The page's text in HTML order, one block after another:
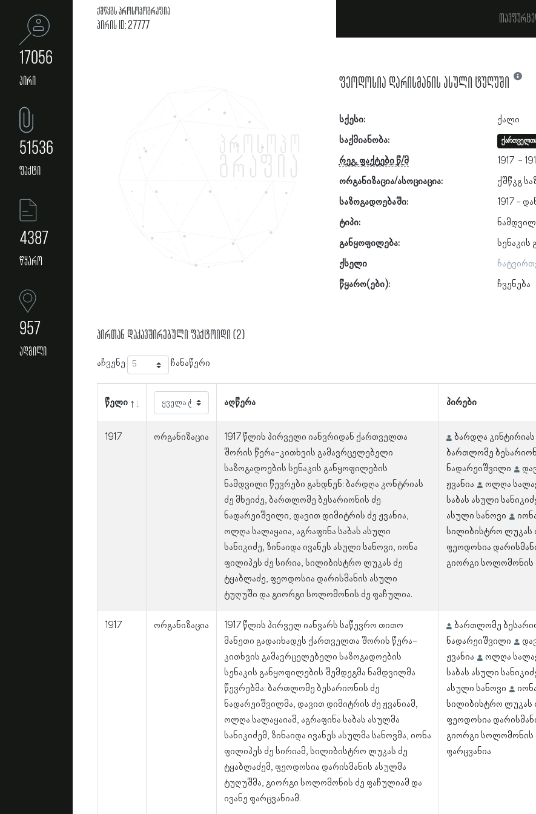
17056
პირი
51536
ფაქტი
4387
წყარო
957
ადგილი
ქშწკგს პროსოპოგრაფია
პირის ID: 27777
ფეოდოსია დარისმანის ასული ტუღუში
სქესი:
ქალი
საქმიანობა:
რეგ. ფაქტები წ/მ 1917
ორგანიზაცია/ასოციაცია:
ქშწკგ
საზოგადოებაში:
1917
ტიპი:
განყოფილება:
სენაკის
ქსელი
წყარო(ები):
ჩვენება
პირთან დაკავშირებული ფაქტოიდი (2)
აჩვენე ჩანაწერი
წელი აღწერა პირები
1917 ორგანიზაცია
1917 წლის პირველი იანვრიდან ქართველთა
შორის წერა-კითხვის გამავრცელებელი
საზოგადოების სენაკის განყოფილების
ნამდვილი წევრები გახდნენ: ბარდღა კონტრიას
ძე მხეიძე, ბართლომე ბესარიონის ძე
ნადარეიშვილი, დავით დიმიტრის ძე ჟვანია,
ოლღა სალაყაია, აგრაფინა საბას ასული
სანიკიძე, ზინაიდა ივანეს ასული სანოვი, იონა
ფილიპეს ძე სირია, სილიბისტრო ლუკას ძე
ტყაბლაძე, ფეოდოსია დარისმანის ასული
ტუღუში და გიორგი სოლომონის ძე ფაჩულია.
ბარდღა კინტირიას
ბართლომე
ნადარეიშვილი
ჟვანია
ოლღა
საბას ასული
ასული სანოვი
სილიბისტრო ლუკას
ფეოდოსია
გიორგი სოლომონის
1917 ორგანიზაცია
1917 წლის პირველ იანვარს საწევრო თითო
მანეთი გადაიხადეს ქართველთა შორის წერა-
კითხვის გამავრცელებელი საზოგადოების
სენაკის განყოფილების შემდეგმა ნამდვილმა
წევრებმა: ბართლომე ბესარიონის ძე
ნადარეიშვილმა, დავით დიმიტრის ძე ჟვანიამ,
ოლღა სალაყაიამ, აგრაფინა საბას ასულმა
სანიკიძემ, ზინაიდა ივანეს ასულმა სანოვმა, იონა
ფილიპეს ძე სირიამ, სილიბისტრო ლუკას ძე
ტყაბლაძემ, ფეოდოსია დარისმანის ასულმა
ტუღუშმა, გიორგი სოლომონის ძე ფაჩულიამ და
ივანე ფარცვანიამ.
ბართლომე
ნადარეიშვილი
ჟვანია
ოლღა
საბას ასული
ასული სანოვი
სილიბისტრო ლუკას
ფეოდოსია
გიორგი სოლომონის
ფარცვანია